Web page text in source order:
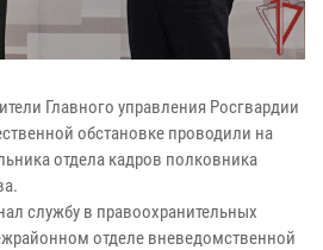
Главного управления Росгвардии
обстановке проводили на
отдела кадров полковника
службу в правоохранительных
отделе вневедомственной